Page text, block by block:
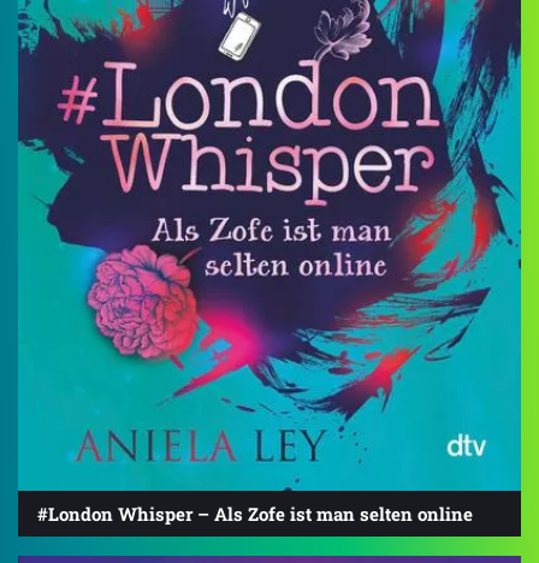
#London Whisper – Als Zofe ist man selten online